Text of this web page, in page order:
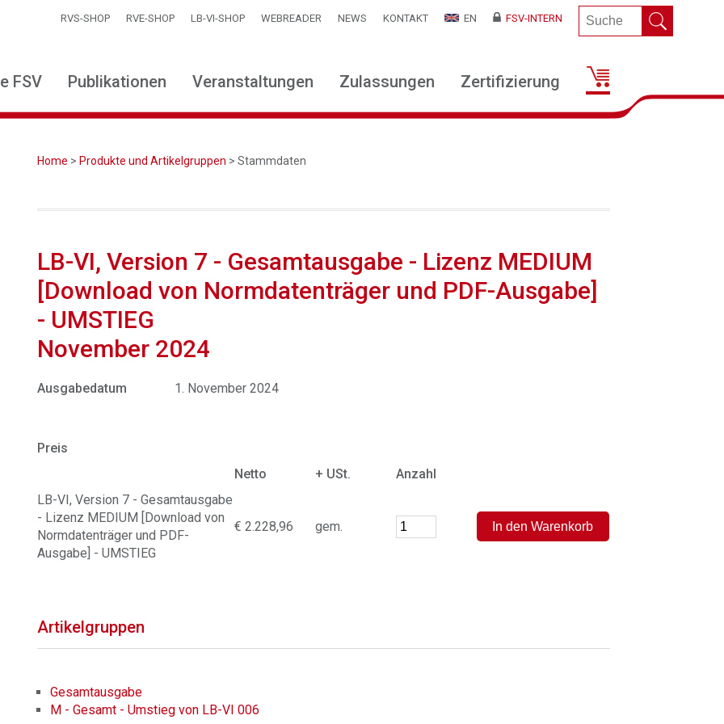
RVS-SHOP RVE-SHOP LB-VI-SHOP WEBREADER NEWS KONTAKT EN FSV-INTERN
FSV Publikationen Veranstaltungen Zulassungen Zertifizierung
Home > Produkte und Artikelgruppen > Stammdaten
LB-VI, Version 7 - Gesamtausgabe - Lizenz MEDIUM
[Download von Normdatenträger und PDF-Ausgabe]
- UMSTIEG
November 2024
Ausgabedatum 1. November 2024
Preis
Netto
+ USt.
Anzahl
LB-VI, Version 7 - Gesamtausgabe
- Lizenz MEDIUM [Download von
Normdatenträger und PDF-
Ausgabe] - UMSTIEG
€ 2.228,96 gem.
Artikelgruppen
Gesamtausgabe
M - Gesamt - Umstieg von LB-VI 006